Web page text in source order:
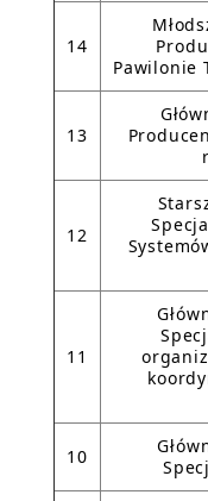
14
Pawilonie
13
12
11
10